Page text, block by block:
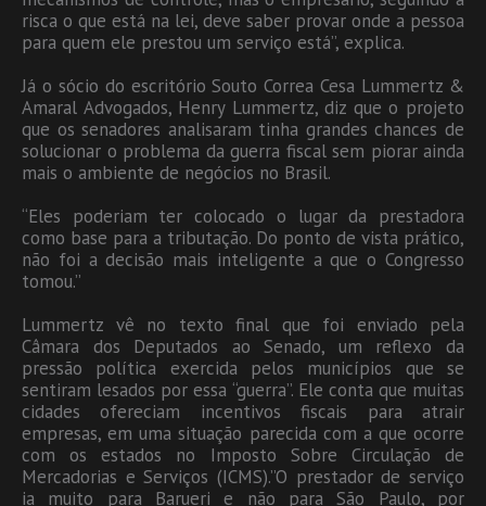
risca o que está na lei, deve saber provar onde a pessoa
para quem ele prestou um serviço está”, explica.
Já o sócio do escritório Souto Correa Cesa Lummertz &
Amaral Advogados, Henry Lummertz, diz que o projeto
que os senadores analisaram tinha grandes chances de
solucionar o problema da guerra fiscal sem piorar ainda
mais o ambiente de negócios no Brasil.
“Eles poderiam ter colocado o lugar da prestadora
como base para a tributação. Do ponto de vista prático,
não foi a decisão mais inteligente a que o Congresso
tomou.”
Lummertz vê no texto final que foi enviado pela
Câmara dos Deputados ao Senado, um reflexo da
pressão política exercida pelos municípios que se
sentiram lesados por essa “guerra”. Ele conta que muitas
cidades ofereciam incentivos fiscais para atrair
empresas, em uma situação parecida com a que ocorre
com os estados no Imposto Sobre Circulação de
Mercadorias e Serviços (ICMS).”O prestador de serviço
ia muito para Barueri e não para São Paulo, por